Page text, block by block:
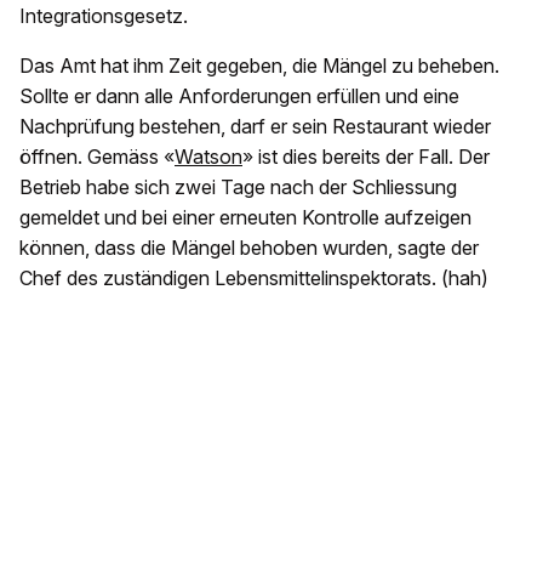
Integrationsgesetz.
Das Amt hat ihm Zeit gegeben, die Mängel zu beheben.
Sollte er dann alle Anforderungen erfüllen und eine
Nachprüfung bestehen, darf er sein Restaurant wieder
öffnen. Gemäss «Watson» ist dies bereits der Fall. Der
Betrieb habe sich zwei Tage nach der Schliessung
gemeldet und bei einer erneuten Kontrolle aufzeigen
können, dass die Mängel behoben wurden, sagte der
Chef des zuständigen Lebensmittelinspektorats. (hah)